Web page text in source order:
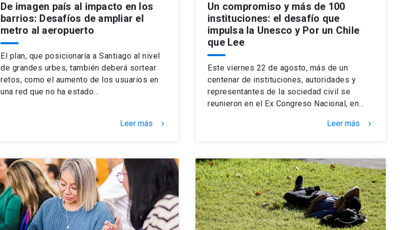
De imagen país al impacto en los
barrios: Desafíos de ampliar el
metro al aeropuerto
El plan, que posicionaría a Santiago al nivel
de grandes urbes, también deberá sortear
retos, como el aumento de los usuarios en
una red que no ha estado…
Leer más keyboard_arrow_right
Un compromiso y más de 100
instituciones: el desafío que
impulsa la Unesco y Por un Chile
que Lee
Este viernes 22 de agosto, más de un
centenar de instituciones, autoridades y
representantes de la sociedad civil se
reunieron en el Ex Congreso Nacional, en…
Leer más keyboard_arrow_right